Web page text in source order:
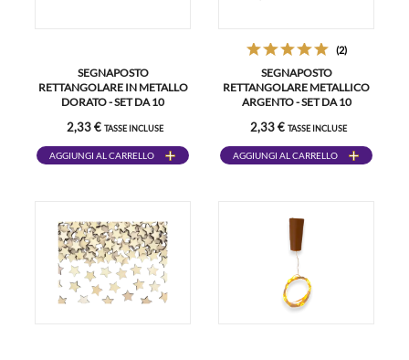
SEGNAPOSTO
RETTANGOLARE IN METALLO
DORATO - SET DA 10
2,33 € TASSE INCLUSE
AGGIUNGI AL CARRELLO
(2)
SEGNAPOSTO
RETTANGOLARE METALLICO
ARGENTO - SET DA 10
2,33 € TASSE INCLUSE
AGGIUNGI AL CARRELLO